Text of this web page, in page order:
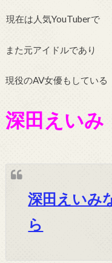
現在は人気YouTuberで
また元アイドルであり
現役のAV女優もしている
深田えいみ
深田えいみ
ら